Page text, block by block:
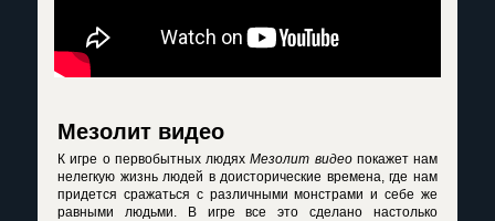
Мезолит видео
К игре о первобытных людяхМезолит видеопокажет нам
нелегкую жизнь людей в доисторические времена, где нам
придется сражаться с различными монстрами и себе же
равными людьми. В игре все это сделано настолько